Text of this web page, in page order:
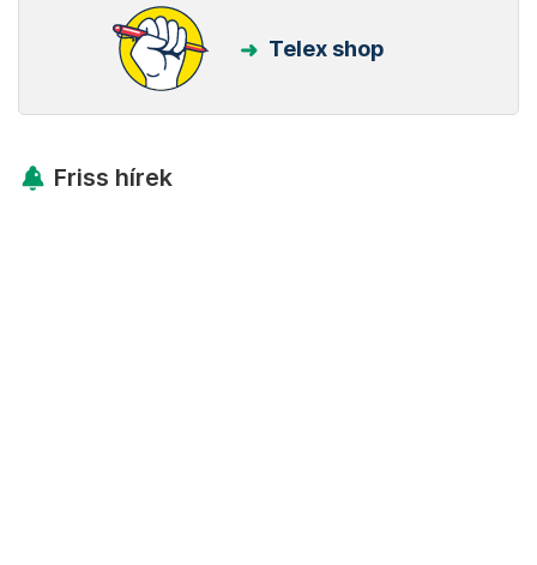
Telex shop
Friss hírek